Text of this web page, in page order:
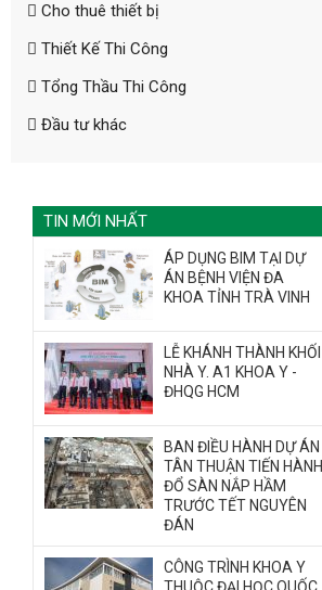
Cho thuê thiết bị
Thiết Kế Thi Công
Tổng Thầu Thi Công
Đầu tư khác
TIN MỚI NHẤT
ÁP DỤNG BIM TẠI DỰ
ÁN BỆNH VIỆN ĐA
KHOA TỈNH TRÀ VINH
LỄ KHÁNH THÀNH KHỐI
NHÀ Y. A1 KHOA Y -
ĐHQG HCM
BAN ĐIỀU HÀNH DỰ ÁN
TÂN THUẬN TIẾN HÀNH
ĐỔ SÀN NẮP HẦM
TRƯỚC TẾT NGUYÊN
ĐÁN
CÔNG TRÌNH KHOA Y
HOÀN THÀNH
73858